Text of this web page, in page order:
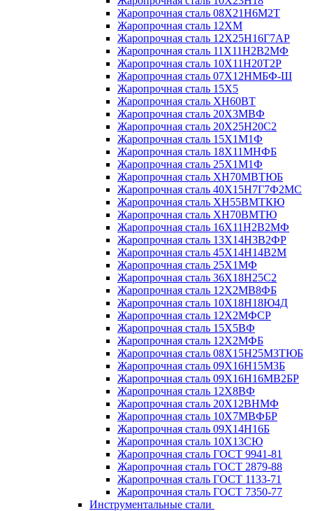
Жаропрочная сталь 08Х21Н6М2Т
Жаропрочная сталь 12ХМ
Жаропрочная сталь 12Х25Н16Г7АР
Жаропрочная сталь 11Х11Н2В2МФ
Жаропрочная сталь 10Х11Н20Т2Р
Жаропрочная сталь 07Х12НМБФ-Ш
Жаропрочная сталь 15Х5
Жаропрочная сталь ХН60ВТ
Жаропрочная сталь 20Х3МВФ
Жаропрочная сталь 20Х25Н20С2
Жаропрочная сталь 15Х1М1Ф
Жаропрочная сталь 18Х11МНФБ
Жаропрочная сталь 25Х1М1Ф
Жаропрочная сталь ХН70МВТЮБ
Жаропрочная сталь 40Х15Н7Г7Ф2МС
Жаропрочная сталь ХН55ВМТКЮ
Жаропрочная сталь ХН70ВМТЮ
Жаропрочная сталь 16Х11Н2В2МФ
Жаропрочная сталь 13Х14Н3В2ФР
Жаропрочная сталь 45Х14Н14В2М
Жаропрочная сталь 25Х1МФ
Жаропрочная сталь 36Х18Н25С2
Жаропрочная сталь 12Х2МВ8ФБ
Жаропрочная сталь 10Х18Н18Ю4Д
Жаропрочная сталь 12Х2МФСР
Жаропрочная сталь 15Х5ВФ
Жаропрочная сталь 12Х2МФБ
Жаропрочная сталь 08Х15Н25М3ТЮБ
Жаропрочная сталь 09Х16Н15М3Б
Жаропрочная сталь 09Х16Н16МВ2БР
Жаропрочная сталь 12Х8ВФ
Жаропрочная сталь 20Х12ВНМФ
Жаропрочная сталь 10Х7МВФБР
Жаропрочная сталь 09Х14Н16Б
Жаропрочная сталь 10Х13СЮ
Жаропрочная сталь ГОСТ 9941-81
Жаропрочная сталь ГОСТ 2879-88
Жаропрочная сталь ГОСТ 1133-71
Жаропрочная сталь ГОСТ 7350-77
Инструментальные стали